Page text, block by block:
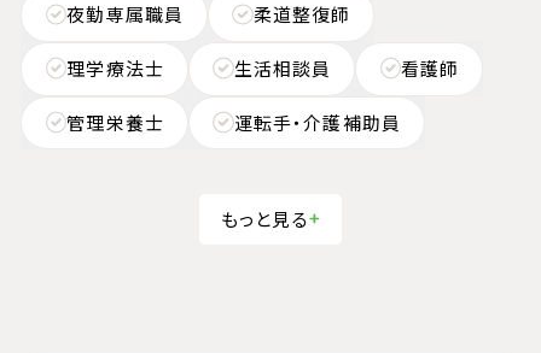
夜勤専属職員 柔道整復師
理学療法士 生活相談員 看護師
管理栄養士 運転手・介護補助員
もっと見る